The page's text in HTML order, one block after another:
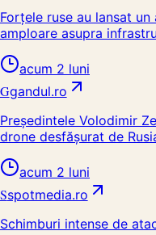
Forțele ruse au lansat
amploare asupra
acum 2 luni
Ggandul.ro
Președintele Volodimir
drone desfășurat de
acum 2 luni
Sspotmedia.ro
Schimburi intense de